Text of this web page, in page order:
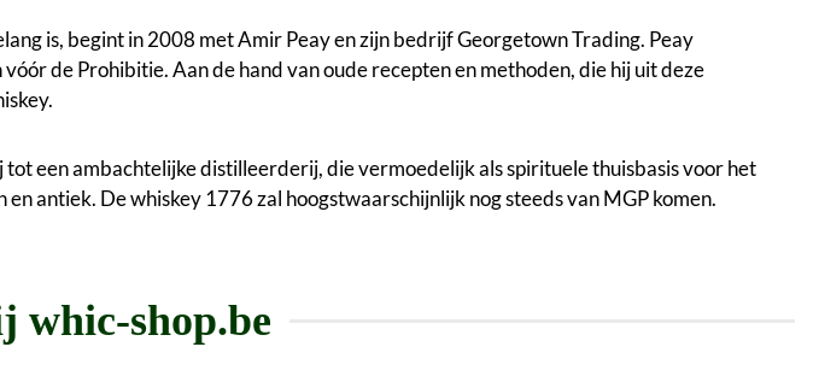
is, begint in 2008 met Amir Peay en zijn bedrijf Georgetown Trading. Peay
de Prohibitie. Aan de hand van oude recepten en methoden, die hij uit deze
een ambachtelijke distilleerderij, die vermoedelijk als spirituele thuisbasis voor het
antiek. De whiskey 1776 zal hoogstwaarschijnlijk nog steeds van MGP komen.
whic-shop.be